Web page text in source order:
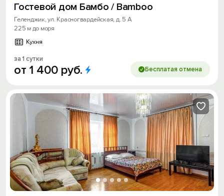
Гостевой дом Бамбо / Bamboo
Геленджик, ул. Красногвардейская, д. 5 А
225 м до моря
Кухня
за 1 сутки
от 1 400 руб. Бесплатая отмена